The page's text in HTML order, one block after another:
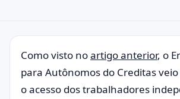
Imóvel
Como visto noartigo anterior, o
para Autônomos do Creditas
o acesso dos trabalhadores